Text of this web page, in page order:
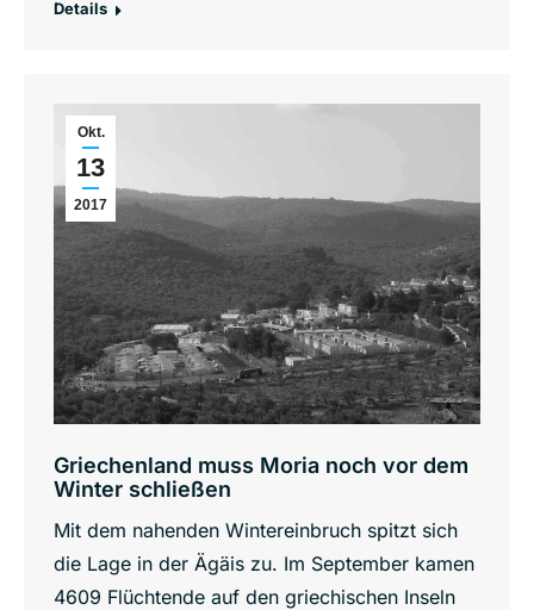
Details
Okt.
13
2017
Griechenland muss Moria noch vor dem
Winter schließen
Mit dem nahenden Wintereinbruch spitzt sich
die Lage in der Ägäis zu. Im September kamen
4609 Flüchtende auf den griechischen Inseln